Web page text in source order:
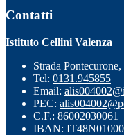
Contatti
Istituto Cellini Valenza
Strada
Tel: 0131.945855
Email:
PEC:
C.F.: 86002030061
IBAN: